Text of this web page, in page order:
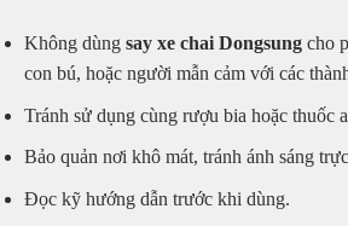
Không dùng say xe chai Dongsung cho
con bú, hoặc người mẫn cảm với các
Tránh sử dụng cùng rượu bia hoặc thuốc
Bảo quản nơi khô mát, tránh ánh sáng
Đọc kỹ hướng dẫn trước khi dùng.